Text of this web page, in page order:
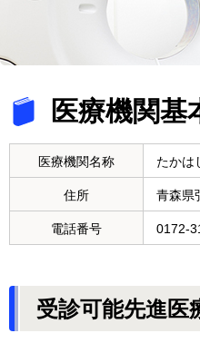
医療機関基
医療機関名称 たかは
住所 青森県
電話番号 0172-
受診可能先進医